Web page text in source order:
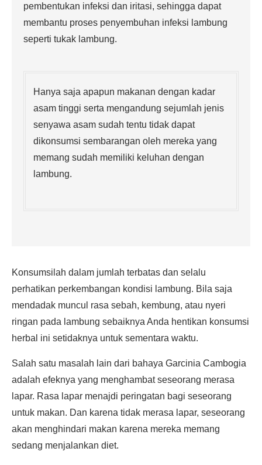
pembentukan infeksi dan iritasi, sehingga dapat
membantu proses penyembuhan infeksi lambung
seperti tukak lambung.
Hanya saja apapun makanan dengan kadar
asam tinggi serta mengandung sejumlah jenis
senyawa asam sudah tentu tidak dapat
dikonsumsi sembarangan oleh mereka yang
memang sudah memiliki keluhan dengan
lambung.
Konsumsilah dalam jumlah terbatas dan selalu
perhatikan perkembangan kondisi lambung. Bila saja
mendadak muncul rasa sebah, kembung, atau nyeri
ringan pada lambung sebaiknya Anda hentikan konsumsi
herbal ini setidaknya untuk sementara waktu.
Salah satu masalah lain dari bahaya Garcinia Cambogia
adalah efeknya yang menghambat seseorang merasa
lapar. Rasa lapar menajdi peringatan bagi seseorang
untuk makan. Dan karena tidak merasa lapar, seseorang
akan menghindari makan karena mereka memang
sedang menjalankan diet.